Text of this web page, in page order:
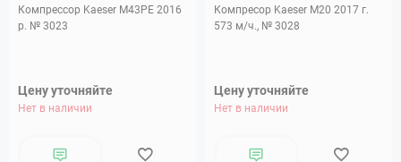
Компрессор Kaeser M43PE 2016
р. № 3023
Цену уточняйте
Нет в наличии
Компресор Kaeser M20 2017 г.
573 м/ч., № 3028
Цену уточняйте
Нет в наличии